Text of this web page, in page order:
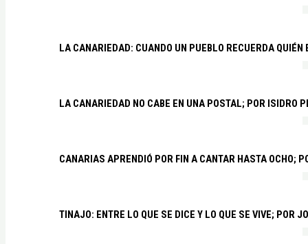
LA CANARIEDAD: CUANDO UN PUEBLO RECUERDA QUIÉN
LA CANARIEDAD NO CABE EN UNA POSTAL; POR ISIDRO
CANARIAS APRENDIÓ POR FIN A CANTAR HASTA OCHO;
TINAJO: ENTRE LO QUE SE DICE Y LO QUE SE VIVE; POR